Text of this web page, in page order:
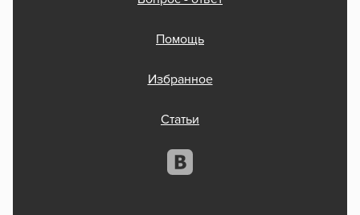
Помощь
Избранное
Статьи